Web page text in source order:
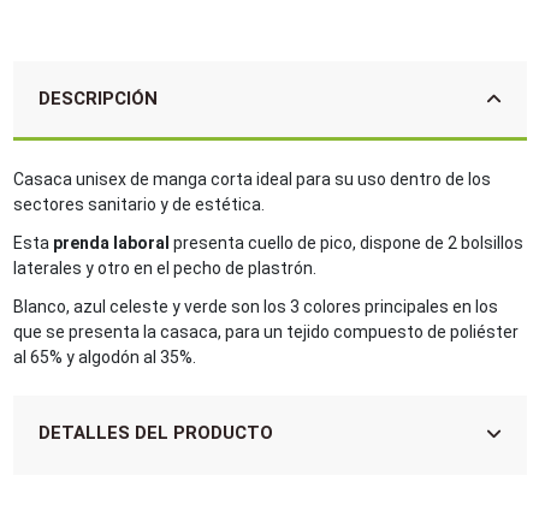
DESCRIPCIÓN
Casaca unisex de manga corta ideal para su uso dentro de los
sectores sanitario y de estética.
Estaprenda laboral presenta cuello de pico, dispone de 2 bolsillos
laterales y otro en el pecho de plastrón.
Blanco, azul celeste y verde son los 3 colores principales en los
que se presenta la casaca, para un tejido compuesto de poliéster
al 65% y algodón al 35%.
DETALLES DEL PRODUCTO